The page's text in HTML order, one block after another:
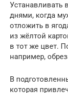
Устанавливать
днями, когда
отложить в
из жёлтой
в тот же цвет.
например,
В
которая